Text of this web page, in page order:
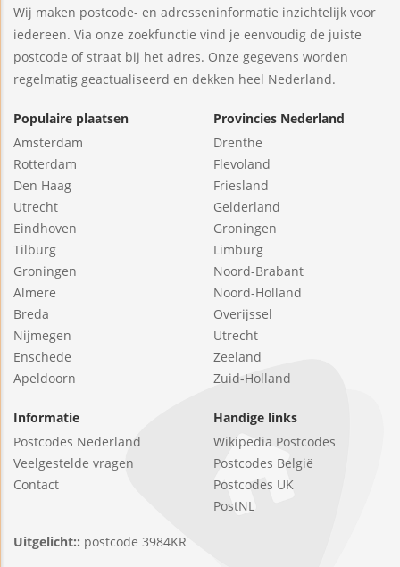
Wij maken postcode- en adresseninformatie inzichtelijk voor
iedereen. Via onze zoekfunctie vind je eenvoudig de juiste
postcode of straat bij het adres. Onze gegevens worden
regelmatig geactualiseerd en dekken heel Nederland.
Populaire plaatsen
Amsterdam
Rotterdam
Den Haag
Utrecht
Eindhoven
Tilburg
Groningen
Almere
Breda
Nijmegen
Enschede
Apeldoorn
Provincies Nederland
Drenthe
Flevoland
Friesland
Gelderland
Groningen
Limburg
Noord-Brabant
Noord-Holland
Overijssel
Utrecht
Zeeland
Zuid-Holland
Informatie
Postcodes Nederland
Veelgestelde vragen
Contact
Handige links
Wikipedia Postcodes
Postcodes België
Postcodes UK
PostNL
Uitgelicht:: postcode 3984KR